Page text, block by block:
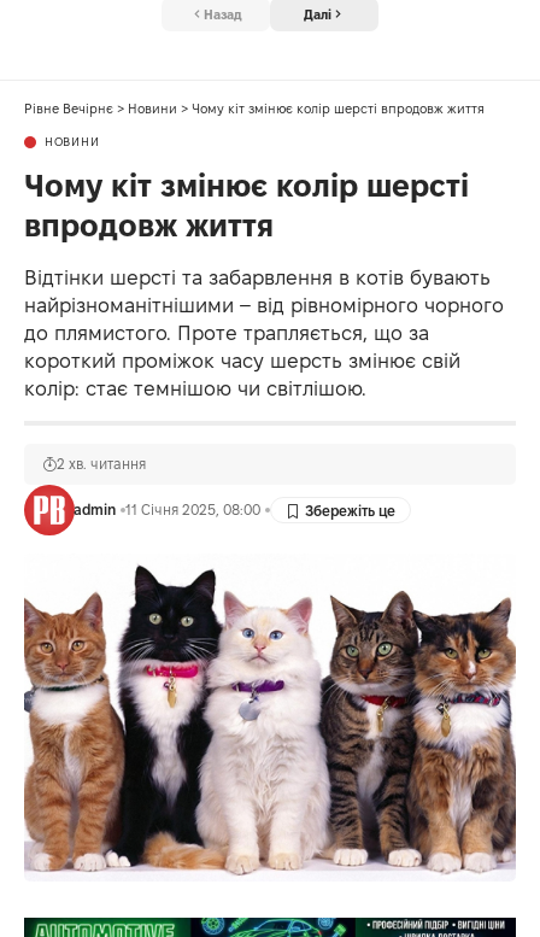
Назад Далі
Рівне Вечірнє > Новини > Чому кіт змінює колір шерсті впродовж життя
НОВИНИ
Чому кіт змінює колір шерсті
впродовж життя
Відтінки шерсті та забарвлення в котів бувають
найрізноманітнішими – від рівномірного чорного
до плямистого. Проте трапляється, що за
короткий проміжок часу шерсть змінює свій
колір: стає темнішою чи світлішою.
admin 11 Січня 2025, 08:00
2 хв. читання